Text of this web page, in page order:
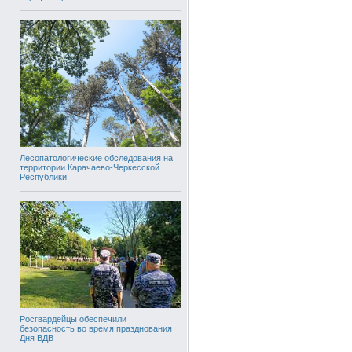
Лесопатологические обследования на
территории Карачаево-Черкесской
Республики
Росгвардейцы обеспечили
безопасность во время празднования
Дня ВДВ